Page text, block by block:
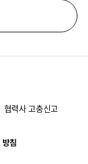
협력사 고충신고
침